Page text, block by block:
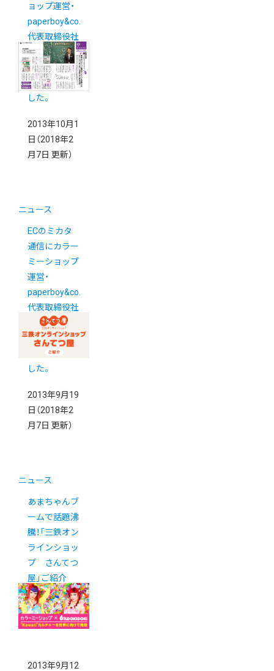
ョップ運営・
paperboy&co.
代表取締役社
長佐藤健太郎
インタビュー
が掲載されま
した。
2013年10月1
日 （2018年2
月7日 更新）
ニュース
ECのミカタ
通信にカラー
ミーショップ
運営・
paperboy&co.
代表取締役社
長佐藤健太郎
インタビュー
が掲載されま
した。
2013年9月19
日 （2018年2
月7日 更新）
ニュース
あまちゃんブ
ームで話題沸
騰！「三鉄オン
ラインショッ
プ さんてつ
屋」ご紹介
2013年9月12